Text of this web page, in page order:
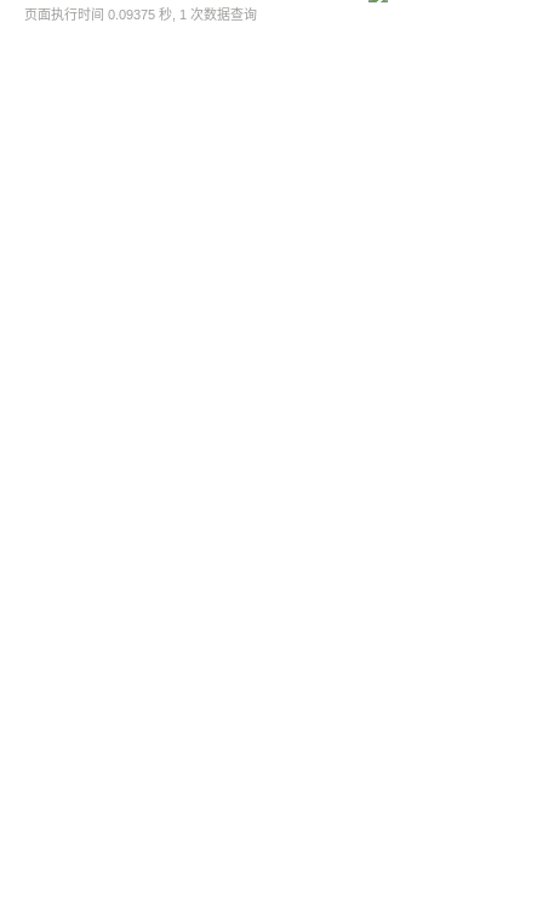
页面执行时间 0.09375 秒, 1 次数据查询